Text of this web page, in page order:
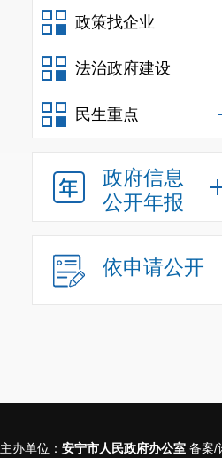
政策找企业
法治政府建设
民生重点
政府信息
公开年报
依申请公开
主办单位： 安宁市人民政府办公室 备案/